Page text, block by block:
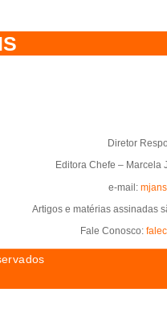
Diretor
Editora Chefe – Marcela
e-mail:
Artigos e matérias assinadas
Fale Conosco: